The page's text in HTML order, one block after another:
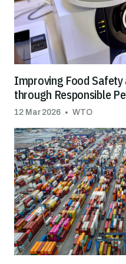
Improving Food
through Responsible
12 Mar 2026 WTO